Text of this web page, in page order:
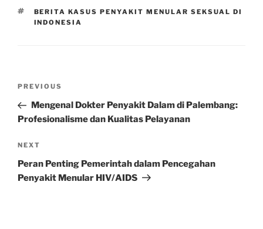
TAGS
BERITA KASUS PENYAKIT MENULAR SEKSUAL DI
INDONESIA
Previous
Post
PREVIOUS
Mengenal Dokter Penyakit Dalam di Palembang:
Profesionalisme dan Kualitas Pelayanan
Next
Post
NEXT
Peran Penting Pemerintah dalam Pencegahan
Penyakit Menular HIV/AIDS